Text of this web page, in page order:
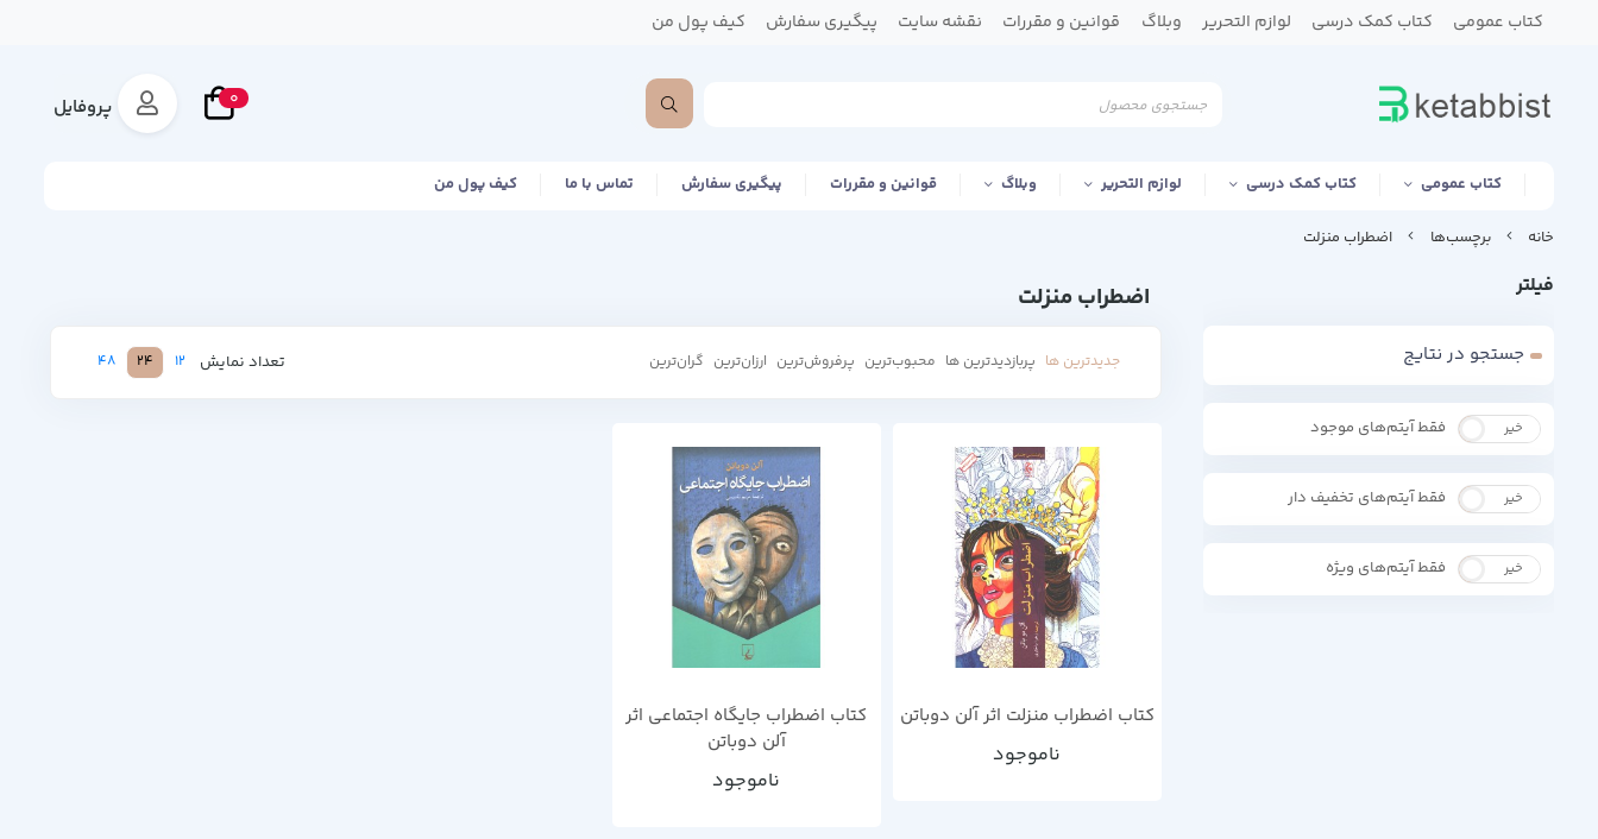
کتاب عمومی کتاب کمک درسی لوازم التحریر وبلاگ قوانین و مقررات نقشه سایت پیگیری سفارش کیف پول من
0 پروفایل
کتاب عمومی کتاب کمک درسی لوازم التحریر وبلاگ قوانین و مقررات پیگیری سفارش تماس با ما کیف پول من
خانه برچسب‌ها اضطراب منزلت
فیلتر
جستجو در نتایج
بله خیر فقط آیتم‌های موجود
بله خیر فقط آیتم‌های تخفیف دار
بله خیر فقط آیتم‌های ویژه
اضطراب منزلت
جدیدترین ها پربازدیدترین ها محبوب‌‌ترین پرفروش‌ترین ارزان‌ترین گران‌ترین تعداد نمایش 12
24
48
کتاب اضطراب منزلت اثر آلن دوباتن
ناموجود
کتاب اضطراب جایگاه اجتماعی اثر
آلن دوباتن
ناموجود